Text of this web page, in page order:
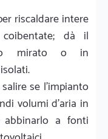
riscaldare intere
dà il
mirato o in
se l'impianto
volumi d'aria in
abbinarlo a fonti